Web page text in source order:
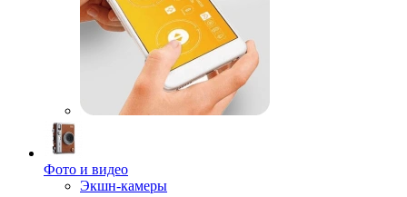
Фото и видео
Экшн-камеры